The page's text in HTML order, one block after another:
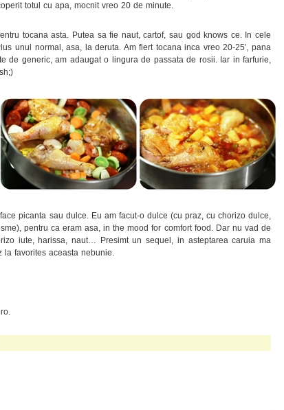
totul cu apa, mocnit vreo 20 de minute.
tocana asta. Putea sa fie naut, cartof, sau god knows ce. In cele
unul normal, asa, la deruta. Am fiert tocana inca vreo 20-25′, pana
de generic, am adaugat o lingura de passata de rosii. Iar in farfurie,
picanta sau dulce. Eu am facut-o dulce (cu praz, cu chorizo dulce,
pentru ca eram asa, in the mood for comfort food. Dar nu vad de
iute, harissa, naut… Presimt un sequel, in asteptarea caruia ma
favorites aceasta nebunie.